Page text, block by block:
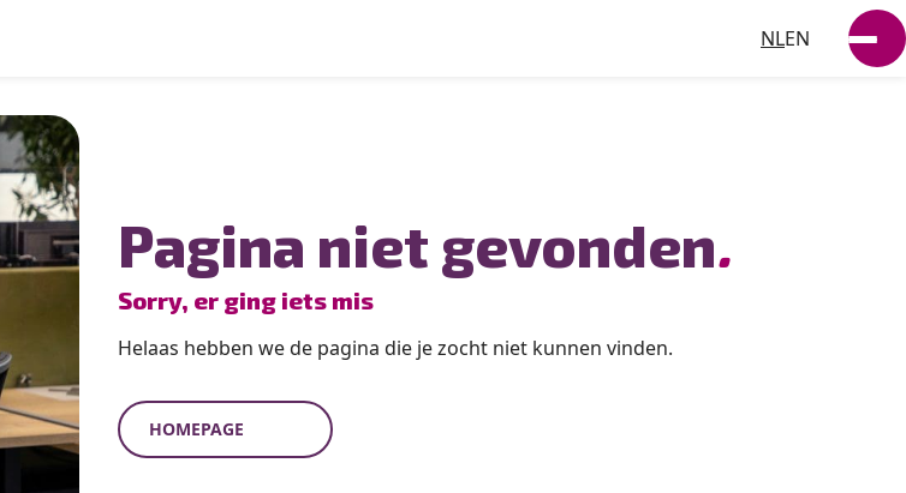
VACATURES
NLEN
Pagina niet gevonden.
Sorry, er ging iets mis
Helaas hebben we de pagina die je zocht niet kunnen vinden.
HOMEPAGE